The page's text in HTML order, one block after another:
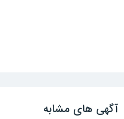
آگهی های مشابه